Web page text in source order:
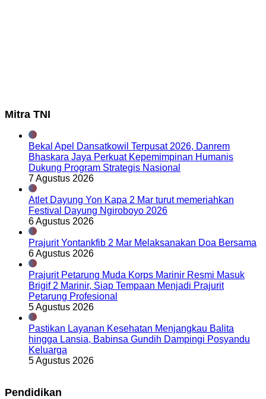
Mitra TNI
Bekal Apel Dansatkowil Terpusat 2026, Danrem
Bhaskara Jaya Perkuat Kepemimpinan Humanis
Dukung Program Strategis Nasional
7 Agustus 2026
Atlet Dayung Yon Kapa 2 Mar turut memeriahkan
Festival Dayung Ngiroboyo 2026
6 Agustus 2026
Prajurit Yontankfib 2 Mar Melaksanakan Doa Bersama
6 Agustus 2026
Prajurit Petarung Muda Korps Marinir Resmi Masuk
Brigif 2 Marinir, Siap Tempaan Menjadi Prajurit
Petarung Profesional
5 Agustus 2026
Pastikan Layanan Kesehatan Menjangkau Balita
hingga Lansia, Babinsa Gundih Dampingi Posyandu
Keluarga
5 Agustus 2026
Pendidikan